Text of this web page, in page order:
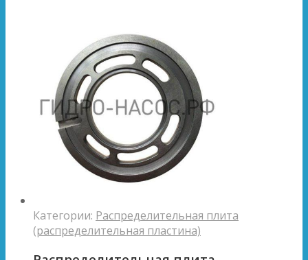
Категории: Распределительная плита
(распределительная пластина)